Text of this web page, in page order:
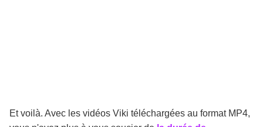
Et voilà. Avec les vidéos Viki téléchargées au format MP4,